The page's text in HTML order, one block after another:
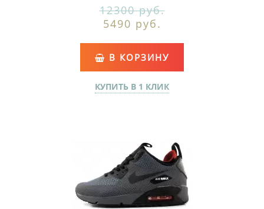
12300 руб.
5490 руб.
В КОРЗИНУ
КУПИТЬ В 1 КЛИК